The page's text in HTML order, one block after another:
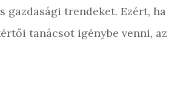
gazdasági trendeket. Ezért, ha
tanácsot igénybe venni, az